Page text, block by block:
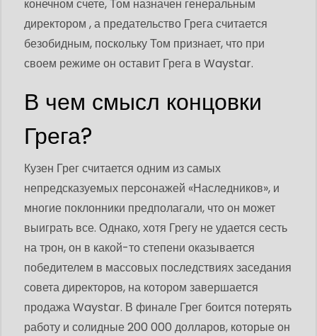
конечном счете, Том назначен генеральным
директором , а предательство Грега считается
безобидным, поскольку Том признает, что при
своем режиме он оставит Грега в Waystar.
В чем смысл концовки
Грега?
Кузен Грег считается одним из самых
непредсказуемых персонажей «Наследников», и
многие поклонники предполагали, что он может
выиграть все. Однако, хотя Грегу не удается сесть
на трон, он в какой-то степени оказывается
победителем в массовых последствиях заседания
совета директоров, на котором завершается
продажа Waystar. В финале Грег боится потерять
работу и солидные 200 000 долларов, которые он